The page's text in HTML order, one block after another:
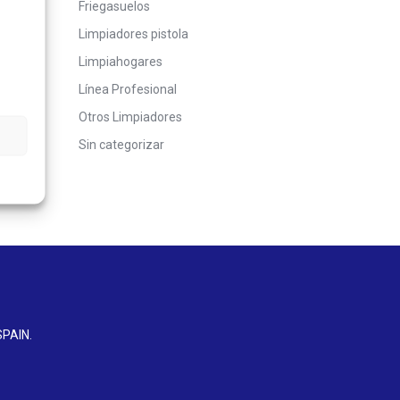
Friegasuelos
Limpiadores pistola
Limpiahogares
Línea Profesional
Otros Limpiadores
Sin categorizar